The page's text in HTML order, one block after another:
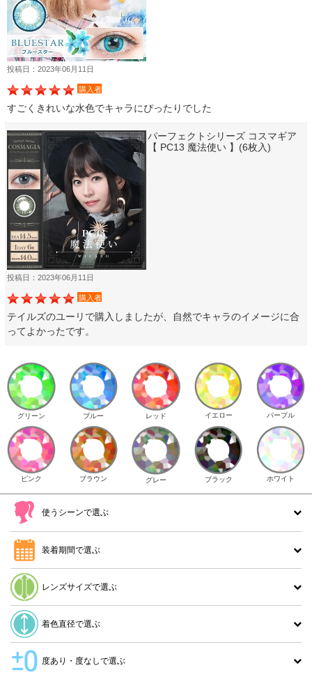
投稿日：2023年06月11日
購入者
すごくきれいな水色でキャラにぴったりでした
パーフェクトシリーズ コスマギア
【 PC13 魔法使い 】(6枚入)
投稿日：2023年06月11日
購入者
テイルズのユーリで購入しましたが、自然でキャラのイメージに合
ってよかったです。
グリーン ブルー レッド イエロー パープル
ピンク ブラウン グレー ブラック ホワイト
使うシーンで選ぶ
装着期間で選ぶ
レンズサイズで選ぶ
着色直径で選ぶ
度あり・度なしで選ぶ